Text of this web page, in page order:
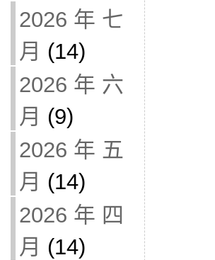
2026 年 七
月 (14)
2026 年 六
月 (9)
2026 年 五
月 (14)
2026 年 四
月 (14)